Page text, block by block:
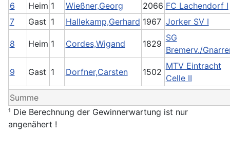
6
Heim 1 Wießner,Georg 2066 FC Lachendorf I
7
Gast 1 Hallekamp,Gerhard 1967 Jorker SV I
8 Heim 1 Cordes,Wigand 1829
SG
Bremerv./
9 Gast 1 Dorfner,Carsten 1502
MTV Eintracht
Celle II
Summe
¹ Die Berechnung der Gewinnerwartung ist nur
angenähert !